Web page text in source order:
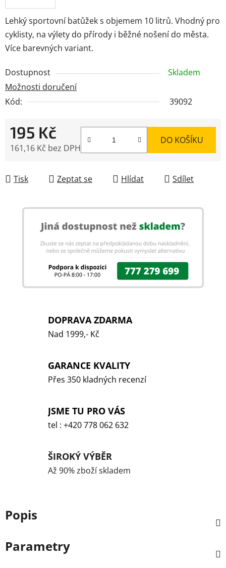
Lehký sportovní batůžek s objemem 10 litrů. Vhodný pro
cyklisty, na výlety do přírody i běžné nošení do města.
Více barevných variant.
Dostupnost
Skladem
Možnosti doručení
Kód:
39092
195 Kč
161,16 Kč bez DPH
DO KOŠÍKU
Tisk Zeptat se Hlídat Sdílet
DOPRAVA ZDARMA
Nad 1999,- Kč
GARANCE KVALITY
Přes 350 kladných recenzí
JSME TU PRO VÁS
tel : +420 778 062 632
ŠIROKÝ VÝBĚR
Až 90% zboží skladem
Popis
Parametry